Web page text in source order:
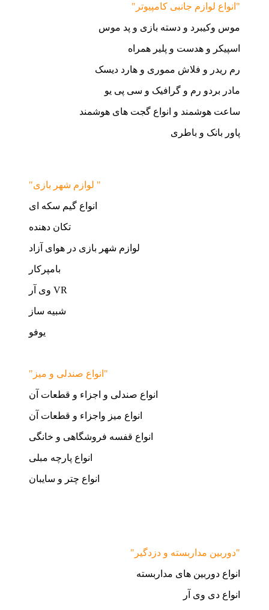
"انواع لوازم جانبی کامپیوتر"
موس وکیبرد و دسته بازی و پد موس
اسپیکر و هدست و پلیر همراه
رم ریدر و فلاش مموری و هارد دیسک
مادر بردو رم و گرافیک و سی پی یو
ساعت هوشمند و انواع گجت های هوشمند
پاور بانک و باطری
"لوازم شهر بازی "
انواع گیم سکه ای
تکان دهنده
لوازم شهر بازی در هوای آزاد
بامپرکار
وی آر VR
شبیه ساز
یوفو
"انواع صندلی و میز"
انواع صندلی و اجزاء و قطعات آن
انواع میز واجزاء و قطعات آن
انواع قفسه فروشگاهی و خانگی
انواع پارچه مبلی
انواع چتر و سایبان
"دوربین مداربسته و دزدگیر"
انواع دوربین های مداربسته
انواع دی وی آر